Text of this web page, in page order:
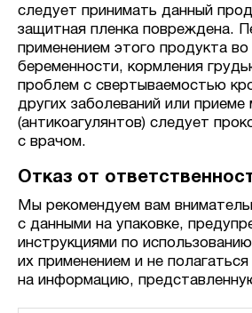
следует принимать данный
защитная пленка повреждена.
применением этого продукта
беременности, кормления
проблем с свертываемостью
других заболеваний или приеме
(антикоагулянтов) следует
с врачом.
Отказ от
Мы рекомендуем вам
с данными на упаковке,
инструкциями по
их применением и не
на информацию,